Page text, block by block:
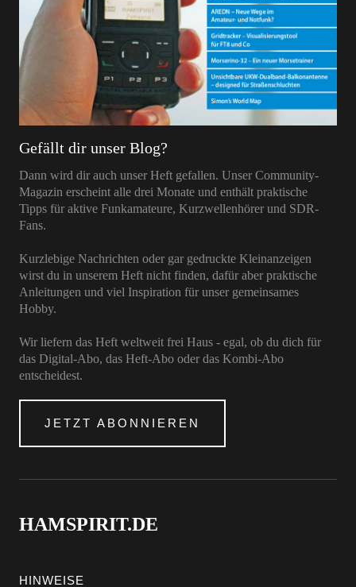
Gefällt dir unser Blog?
Dann wird dir auch unser Heft gefallen. Unser Community-
Magazin erscheint alle drei Monate und enthält praktische
Tipps für aktive Funkamateure, Kurzwellenhörer und SDR-
Fans.
Kurzlebige Nachrichten oder gar gedruckte Kleinanzeigen
wirst du in unserem Heft nicht finden, dafür aber praktische
Anleitungen und viel Inspiration für unser gemeinsames
Hobby.
Wir liefern das Heft weltweit frei Haus - egal, ob du dich für
das Digital-Abo, das Heft-Abo oder das Kombi-Abo
entscheidest.
JETZT ABONNIEREN
HAMSPIRIT.DE
HINWEISE